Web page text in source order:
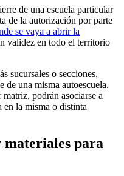
de una escuela particular
de la autorización por parte
se vaya a abrir la
validez en todo el territorio
sucursales o secciones,
de una misma autoescuela.
podrán asociarse a
en la misma o distinta
materiales para